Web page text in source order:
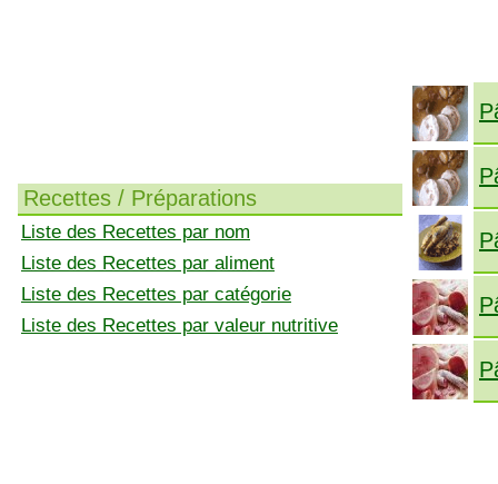
Recettes / Préparations
Liste des Recettes par nom
Liste des Recettes par aliment
Liste des Recettes par catégorie
Liste des Recettes par valeur nutritive